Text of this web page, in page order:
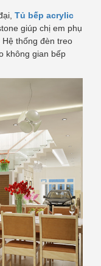
Tủ bếp acrylic
giúp chị em phụ
thống đèn treo
không gian bếp